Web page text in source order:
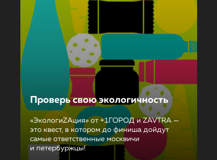
Проверь свою экологичность
«ЭкологиZAция» от +1ГОРОД и ZAVTRA —
это квест, в котором до финиша дойдут
самые ответственные москвичи
и петербуржцы!